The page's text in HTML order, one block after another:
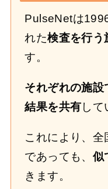
PulseNetは
れた検査を行う
す。
それぞれの施設
結果を共有して
これにより、
であっても、 似
きます。